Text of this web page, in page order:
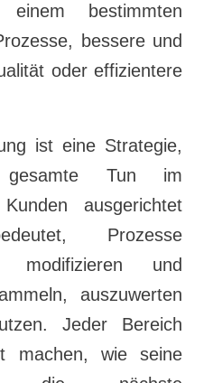
einem bestimmten
bessere und
oder effizientere
ist eine Strategie,
Tun im
ausgerichtet
Prozesse
modifizieren und
auszuwerten
Jeder Bereich
machen, wie seine